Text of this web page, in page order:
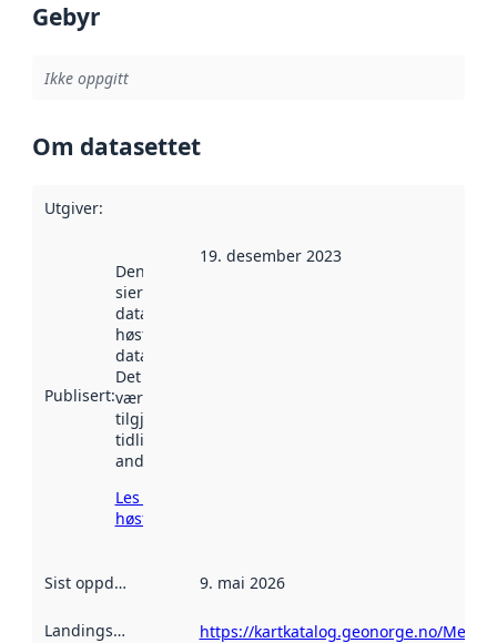
Gebyr
Ikke oppgitt
Om datasettet
Utgiver:
Publisert:
Denne datoen
sier når
datasettet ble
høstet av
data.norge.no.
Det kan ha
vært
tilgjengelig
tidligere
andre steder.
Les mer om
høsting her
19. desember 2023
Sist oppdatert 9. mai 2026
Landingsside
https://kartkatalog.geonorge.no/